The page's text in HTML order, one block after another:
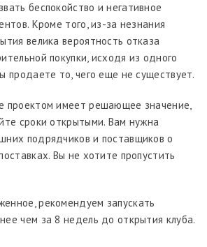
беспокойство и негативное
Кроме того, из-за незнания
велика вероятность отказа
покупки, исходя из одного
продаете то, чего еще не существует.
проектом имеет решающее значение,
сроки открытыми. Вам нужна
подрядчиков и поставщиков о
Вы не хотите пропустить
рекомендуем запускать
чем за 8 недель до открытия клуба.